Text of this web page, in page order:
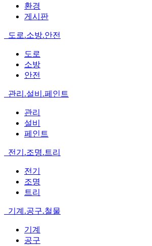
환경
게시판
도로.소방.안전
도로
소방
안전
관리.설비.페인트
관리
설비
페인트
전기.조명.트리
전기
조명
트리
기계.공구.철물
기계
공구